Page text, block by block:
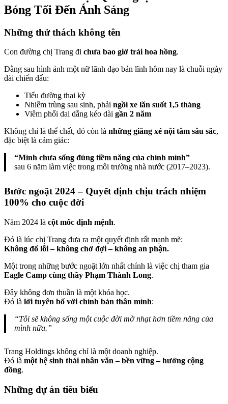
Bóng Tối Đến Ánh Sáng
Những thử thách không tên
Con đường chị Trang đi chưa bao giờ trải hoa hồng.
Đằng sau hình ảnh một nữ lãnh đạo bản lĩnh hôm nay là chuỗi ngày
dài chiến đấu:
Tiểu đường thai kỳ
Nhiễm trùng sau sinh, phải ngồi xe lăn suốt 1,5 tháng
Viêm phổi dai dẳng kéo dài gần 2 năm
Không chỉ là thể chất, đó còn là những giằng xé nội tâm sâu sắc,
đặc biệt là cảm giác:
“Mình chưa sống đúng tiềm năng của chính mình”
sau 6 năm làm việc trong môi trường nhà nước (2017–2023).
Bước ngoặt 2024 – Quyết định chịu trách nhiệm
100% cho cuộc đời
Năm 2024 là cột mốc định mệnh.
Đó là lúc chị Trang đưa ra một quyết định rất mạnh mẽ:
Không đổ lỗi – không chờ đợi – không an phận.
Một trong những bước ngoặt lớn nhất chính là việc chị tham gia
Eagle Camp cùng thầy Phạm Thành Long.
Đây không đơn thuần là một khóa học.
Đó là lời tuyên bố với chính bản thân mình:
“Tôi sẽ không sống một cuộc đời mờ nhạt hơn tiềm năng của
mình nữa.”
Trang Holdings không chỉ là một doanh nghiệp.
Đó là một hệ sinh thái nhân văn – bền vững – hướng cộng
đồng.
Những dự án tiêu biểu